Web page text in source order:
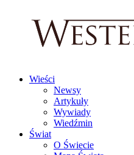
Wieści
Newsy
Artykuły
Wywiady
Wiedźmin
Świat
O Świecie